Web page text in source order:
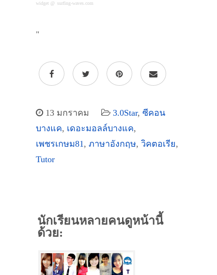
widget @ surfing-waves.com
"
13 มกราคม 3.0Star, ซีคอน
บางแค, เดอะมอลล์บางแค,
เพชรเกษม81, ภาษาอังกฤษ, วิคตอเรีย,
Tutor
นักเรียนหลายคนดูหน้านี้
ด้วย: